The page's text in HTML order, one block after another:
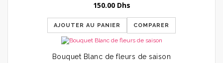
150.00 Dhs
AJOUTER AU PANIER COMPARER
Bouquet Blanc de fleurs de saison